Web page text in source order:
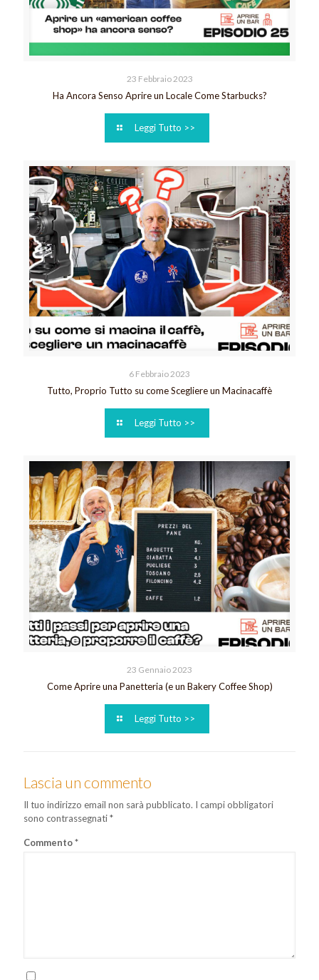
23 Febbraio 2023
Ha Ancora Senso Aprire un Locale Come Starbucks?
Leggi Tutto >>
6 Febbraio 2023
Tutto, Proprio Tutto su come Scegliere un Macinacaffè
Leggi Tutto >>
23 Gennaio 2023
Come Aprire una Panetteria (e un Bakery Coffee Shop)
Leggi Tutto >>
Lascia un commento
Il tuo indirizzo email non sarà pubblicato. I campi obbligatori
sono contrassegnati*
Commento*